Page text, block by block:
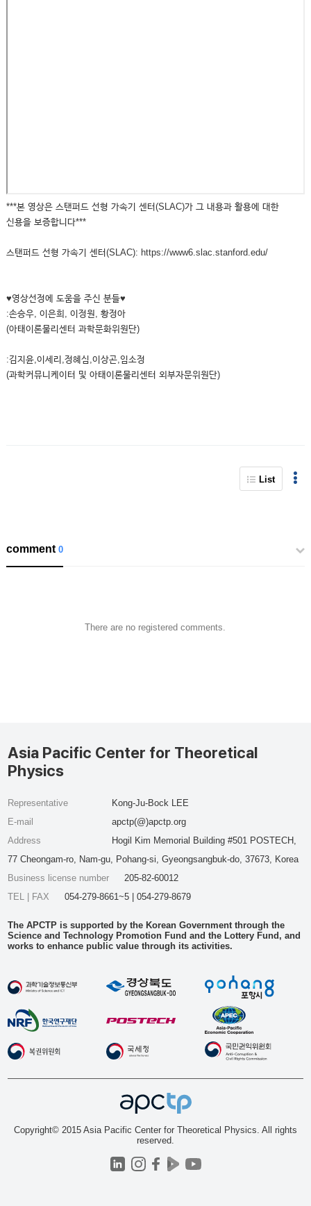
***본 영상은 스탠퍼드 선형 가속기 센터(SLAC)가 그 내용과 활용에 대한
신용을 보증합니다***
스탠퍼드 선형 가속기 센터(SLAC): https://www6.slac.stanford.edu/
♥영상선정에 도움을 주신 분들♥
:손승우, 이은희, 이정원, 황정아
(아태이론물리센터 과학문화위원단)
:김지윤,이세리,정혜심,이상곤,임소정
(과학커뮤니케이터 및 아태이론물리센터 외부자문위원단)
List
comment0
There are no registered comments.
Asia Pacific Center for Theoretical
Physics
Representative
Kong-Ju-Bock LEE
E-mail
apctp(@)apctp.org
Address
Hogil Kim Memorial Building #501 POSTECH,
77 Cheongam-ro, Nam-gu, Pohang-si, Gyeongsangbuk-do, 37673, Korea
Business license number
205-82-60012
TEL | FAX
054-279-8661~5 | 054-279-8679
The APCTP is supported by the Korean Government through the
Science and Technology Promotion Fund and the Lottery Fund, and
works to enhance public value through its activities.
Copyright© 2015 Asia Pacific Center for Theoretical Physics. All rights
reserved.